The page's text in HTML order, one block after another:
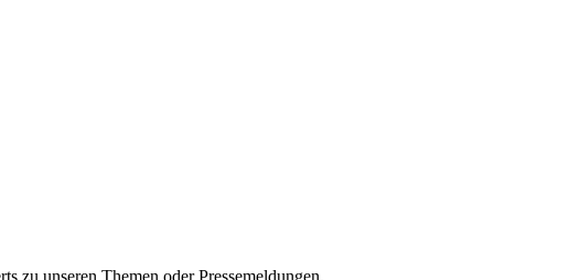
zu unseren Themen oder Pressemeldungen.